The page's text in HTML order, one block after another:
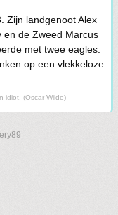
Zijn landgenoot Alex
en de Zweed Marcus
met twee eagles.
op een vlekkeloze
idiot. (Oscar Wilde)